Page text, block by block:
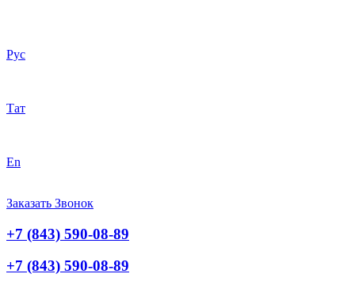
Рус
Тат
En
Заказать Звонок
+7 (843) 590-08-89
+7 (843) 590-08-89